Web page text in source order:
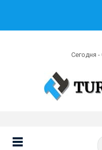
Сегодня -